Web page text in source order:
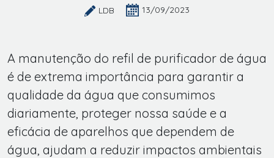
LDB 13/09/2023
A manutenção do refil de purificador de água
é de extrema importância para garantir a
qualidade da água que consumimos
diariamente, proteger nossa saúde e a
eficácia de aparelhos que dependem de
água, ajudam a reduzir impactos ambientais